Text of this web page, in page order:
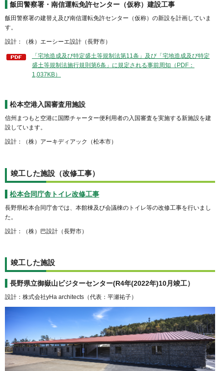
飯田警察署・南信運転免許センター（仮称）建設工事
飯田警察署の建替え及び南信運転免許センター（仮称）の新設を計画していま
す。
設計：（株）エーシーエ設計（長野市）
「宅地造成及び特定盛土等規制法第11条」及び「宅地造成及び特定
盛土等規制法施行規則第6条」に規定される事前周知（PDF：
1,037KB）
松本空港入国審査用施設
信州まつもと空港に国際チャーター便利用者の入国審査を実施する新施設を建
設しています。
設計：（株）アーキディアック（松本市）
竣工した施設（改修工事）
松本合同庁舎トイレ改修工事
長野県松本合同庁舎では、本館棟及び会議棟のトイレ等の改修工事を行いまし
た。
設計：（株）巴設計（長野市）
竣工した施設
長野県立御嶽山ビジターセンター(R4年(2022年)10月竣工）
設計：株式会社yHa architects（代表：平瀬祐子）